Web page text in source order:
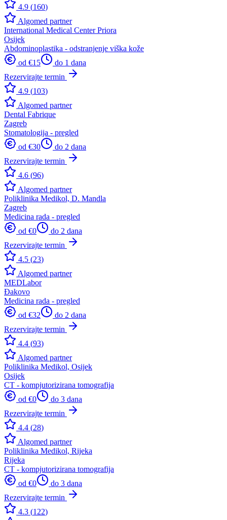
4.9 (160)
Algomed partner
International Medical Center Priora
Osijek
Abdominoplastika - odstranjenje viška kože
od €15
do 1 dana
Rezervirajte termin
4.9 (103)
Algomed partner
Dental Fabrique
Zagreb
Stomatologija - pregled
od €30
do 2 dana
Rezervirajte termin
4.6 (96)
Algomed partner
Poliklinika Medikol, D. Mandla
Zagreb
Medicina rada - pregled
od €0
do 2 dana
Rezervirajte termin
4.5 (23)
Algomed partner
MEDLabor
Đakovo
Medicina rada - pregled
od €32
do 2 dana
Rezervirajte termin
4.4 (93)
Algomed partner
Poliklinika Medikol, Osijek
Osijek
CT - kompjutorizirana tomografija
od €0
do 3 dana
Rezervirajte termin
4.4 (28)
Algomed partner
Poliklinika Medikol, Rijeka
Rijeka
CT - kompjutorizirana tomografija
od €0
do 3 dana
Rezervirajte termin
4.3 (122)